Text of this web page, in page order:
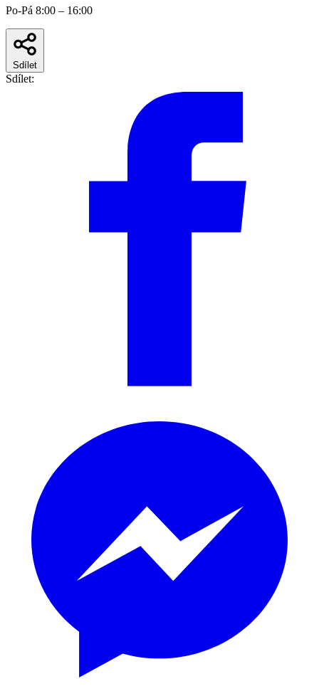
Po-Pá 8:00 – 16:00
Sdílet
Sdílet: